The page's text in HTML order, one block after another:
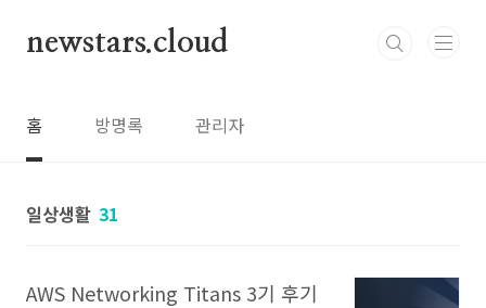
newstars.cloud
홈 방명록 관리자
일상생활 31
AWS Networking Titans 3기 후기